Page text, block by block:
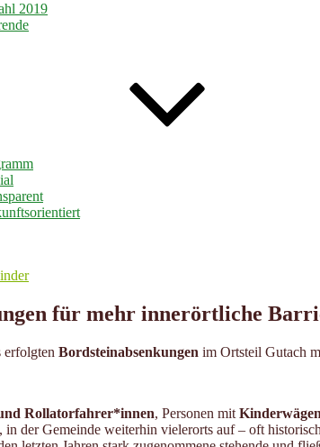
2019
für mehr innerörtliche
erfolgten Bordsteinabsenkungen im Ortsteil Gutach
Rollatorfahrer*innen, Personen mit Kinderwägen
in der Gemeinde weiterhin vielerorts auf – oft